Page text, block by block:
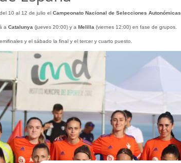
10 al 12 de julio el Campeonato Nacional de Selecciones Autonómicas
a Catalunya (jueves 20:00) y a Melilla (viernes 12:00) en fase de grupos.
y el sábado la final y el tercer y cuarto puesto.